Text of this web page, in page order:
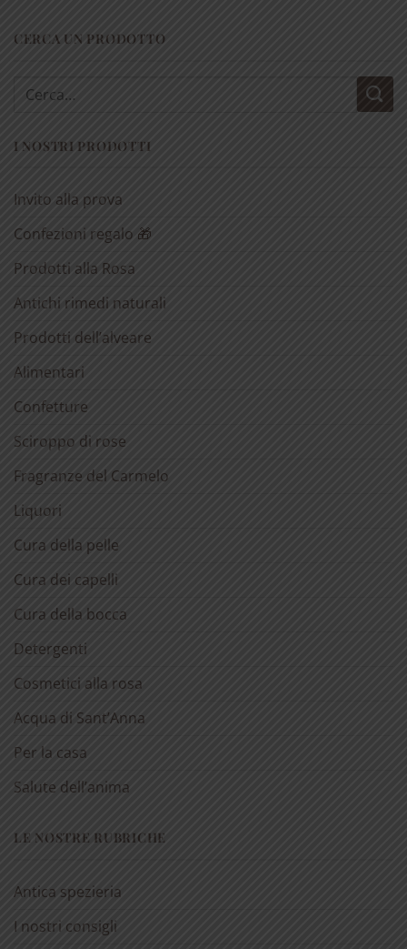
CERCA UN PRODOTTO
Cerca:
I NOSTRI PRODOTTI
Invito alla prova
Confezioni regalo 🎁
Prodotti alla Rosa
Antichi rimedi naturali
Prodotti dell’alveare
Alimentari
Confetture
Sciroppo di rose
Fragranze del Carmelo
Liquori
Cura della pelle
Cura dei capelli
Cura della bocca
Detergenti
Cosmetici alla rosa
Acqua di Sant’Anna
Per la casa
Salute dell’anima
LE NOSTRE RUBRICHE
Antica spezieria
I nostri consigli